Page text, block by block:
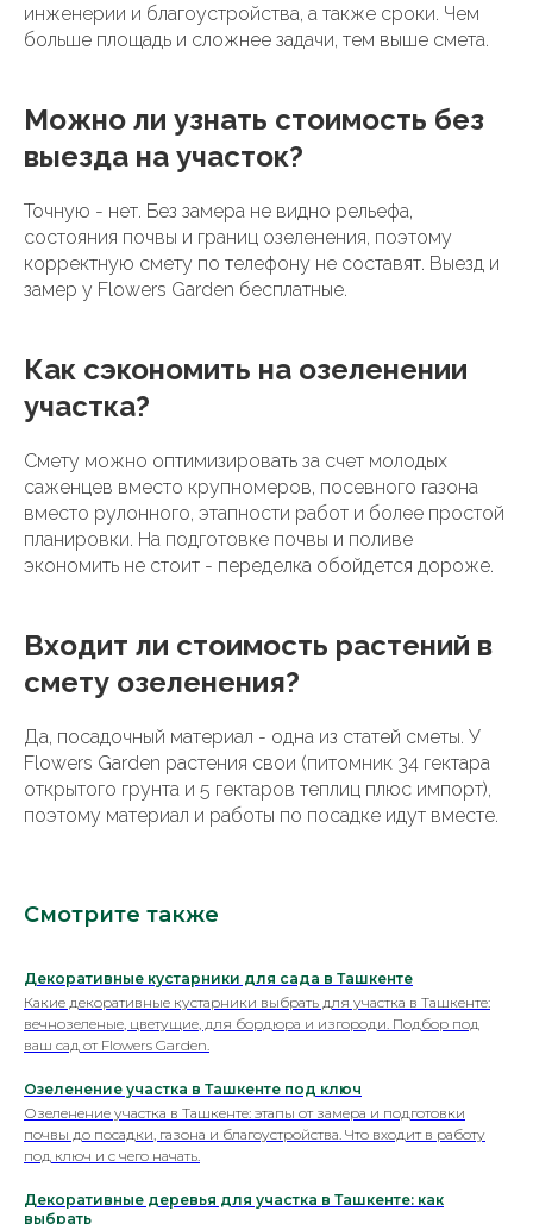
инженерии и благоустройства, а также сроки. Чем
больше площадь и сложнее задачи, тем выше смета.
Можно ли узнать стоимость без
выезда на участок?
Точную - нет. Без замера не видно рельефа,
состояния почвы и границ озеленения, поэтому
корректную смету по телефону не составят. Выезд и
замер у Flowers Garden бесплатные.
Как сэкономить на озеленении
участка?
Смету можно оптимизировать за счет молодых
саженцев вместо крупномеров, посевного газона
вместо рулонного, этапности работ и более простой
планировки. На подготовке почвы и поливе
экономить не стоит - переделка обойдется дороже.
Входит ли стоимость растений в
смету озеленения?
Да, посадочный материал - одна из статей сметы. У
Flowers Garden растения свои (питомник 34 гектара
открытого грунта и 5 гектаров теплиц плюс импорт),
поэтому материал и работы по посадке идут вместе.
Смотрите также
Декоративные кустарники для сада в Ташкенте
Какие декоративные кустарники выбрать для участка в Ташкенте:
вечнозеленые, цветущие, для бордюра и изгороди. Подбор под
ваш сад от Flowers Garden.
Озеленение участка в Ташкенте под ключ
Озеленение участка в Ташкенте: этапы от замера и подготовки
почвы до посадки, газона и благоустройства. Что входит в работу
под ключ и с чего начать.
Декоративные деревья для участка в Ташкенте: как
выбрать